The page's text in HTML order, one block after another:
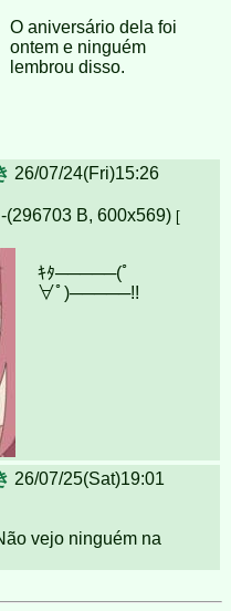
O aniversário dela foi
ontem e ninguém
lembrou disso.
26/07/24(Fri)15:26
-(296703 B, 600x569) [
ｷﾀ─────(ﾟ
∀ﾟ)︀─────!!︀
26/07/25(Sat)19:01
vejo ninguém na